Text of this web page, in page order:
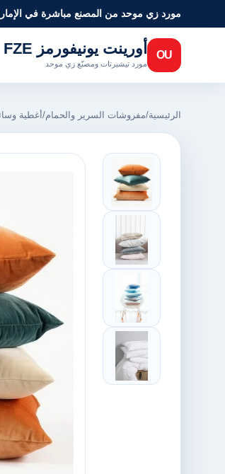
مورد زي موحد من المصنع مباشرة في
OU أورينت يونيفورمز FZE
مورد تيشيرتات ومصنّع زي موحد
الرئيسية/مفروشات السرير والحمام/أغطية